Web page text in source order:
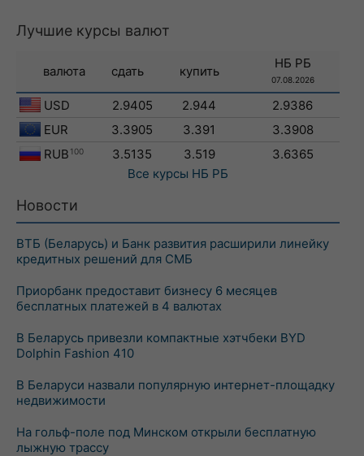
Лучшие курсы валют
валюта сдать купить
НБ РБ
07.08.2026
USD 2.9405 2.944
2.9386
EUR
3.3905 3.391
3.3908
RUB 100 3.5135 3.519
3.6365
Все курсы НБ РБ
Новости
ВТБ (Беларусь) и Банк развития расширили линейку
кредитных решений для СМБ
Приорбанк предоставит бизнесу 6 месяцев
бесплатных платежей в 4 валютах
В Беларусь привезли компактные хэтчбеки BYD
Dolphin Fashion 410
В Беларуси назвали популярную интернет-площадку
недвижимости
На гольф-поле под Минском открыли бесплатную
лыжную трассу